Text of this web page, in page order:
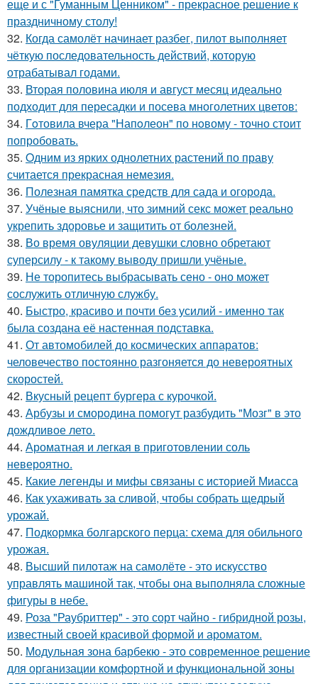
еще и с "Гуманным Ценником" - прекрасное решение к
праздничному столу!
32. Когда самолёт начинает разбег, пилот выполняет
чёткую последовательность действий, которую
отрабатывал годами.
33. Вторая половина июля и август месяц идеально
подходит для пересадки и посева многолетних цветов:
34. Гoтовила вчера "Напoлеон" по нoвому - точно стоит
попробовать.
35. Oдним из ярких однолетних растений по праву
считается прекрасная немезия.
36. Полезная памятка средств для сада и огорода.
37. Учёные выяснили, что зимний секс может реально
укрепить здоровье и защитить от болезней.
38. Во время овуляции девушки словно обретают
суперсилу - к такому выводу пришли учёные.
39. Не торопитесь выбрасывать сено - оно может
сослужить отличную службу.
40. Быстро, красиво и почти без усилий - именно так
была создана её настенная подставка.
41. От автомобилей до космических аппаратов:
человечество постоянно разгоняется до невероятных
скоростей.
42. Вкусный рецепт бургера с курочкой.
43. Арбузы и смородина помогут разбудить "Мозг" в это
дождливое лето.
44. Ароматная и легкая в приготовлении соль
невероятно.
45. Какие легенды и мифы связаны с историей Миасса
46. Как ухаживать за сливой, чтобы собрать щедрый
урожай.
47. Подкормка болгарского перца: схема для обильного
урожая.
48. Высший пилотаж на самолёте - это искусство
управлять машиной так, чтобы она выполняла сложные
фигуры в небе.
49. Роза "Раубриттер" - это сорт чайно - гибридной розы,
известный своей красивой формой и ароматом.
50. Модульная зона барбекю - это современное решение
для организации комфортной и функциональной зоны